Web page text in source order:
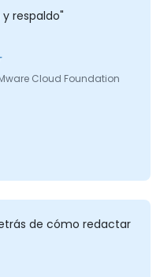
respaldo"
Cloud Foundation
de cómo redactar